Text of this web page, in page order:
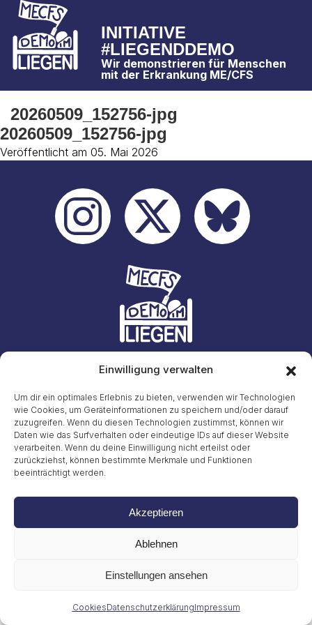
Einwilligung verwalten
Um dir ein optimales Erlebnis zu bieten, verwenden wir Technologien
wie Cookies, um Geräteinformationen zu speichern und/oder darauf
zuzugreifen. Wenn du diesen Technologien zustimmst, können wir
Daten wie das Surfverhalten oder eindeutige IDs auf dieser Website
verarbeiten. Wenn du deine Einwilligung nicht erteilst oder
zurückziehst, können bestimmte Merkmale und Funktionen
beeinträchtigt werden.
Akzeptieren
Ablehnen
Einstellungen ansehen
CookiesDatenschutzerklärungImpressum
INITIATIVE
#LIEGENDDEMO
Wir demonstrieren für Menschen
mit der Erkrankung ME/CFS
20260509_152756-jpg
20260509_152756-jpg
Veröffentlicht am 05. Mai 2026
Gritt Buggenhagen
Tel. 49 (0)151 72038889
Impressum
© 2026